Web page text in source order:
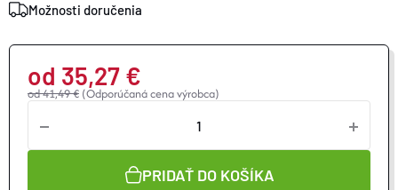
Možnosti doručenia
od 41,49 € (Odporúčaná cena výrobca)
od 35,27 €
Jednotková
PRIDAŤ DO KOŠÍKA